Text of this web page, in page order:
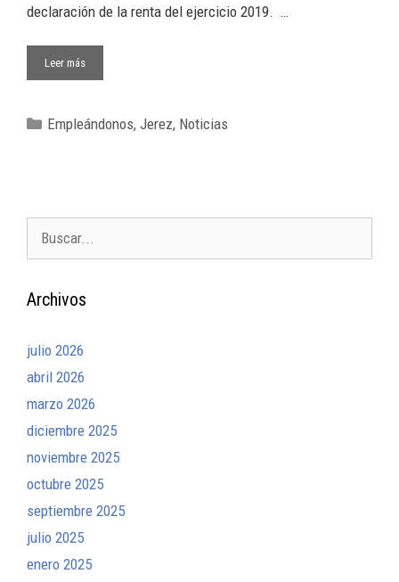
declaración de la renta del ejercicio 2019. …
Leer más
Empleándonos,Jerez, Noticias
Archivos
julio 2026
abril 2026
marzo 2026
diciembre 2025
noviembre 2025
octubre 2025
septiembre 2025
julio 2025
enero 2025